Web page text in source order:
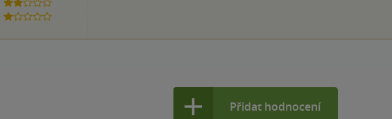
2 hvězdičky
1 hvezdička
Přidat hodnocení